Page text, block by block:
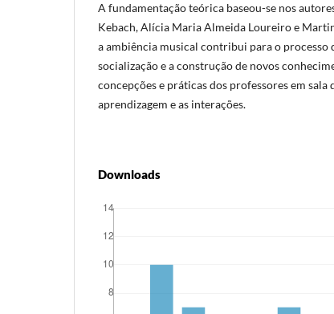
A fundamentação teórica baseou-se nos
Kebach, Alícia Maria Almeida Loureiro e
a ambiência musical contribui para o processo
socialização e a construção de novos
concepções e práticas dos professores em sala
aprendizagem e as interações.
Downloads